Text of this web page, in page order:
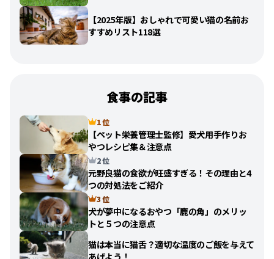
【2025年版】おしゃれで可愛い猫の名前お
すすめリスト118選
食事の記事
1 位
【ペット栄養管理士監修】愛犬用手作りお
やつレシピ集＆注意点
2 位
元野良猫の食欲が旺盛すぎる！その理由と4
つの対処法をご紹介
3 位
犬が夢中になるおやつ「鹿の角」のメリッ
トと５つの注意点
猫は本当に猫舌？適切な温度のご飯を与えて
あげよう！